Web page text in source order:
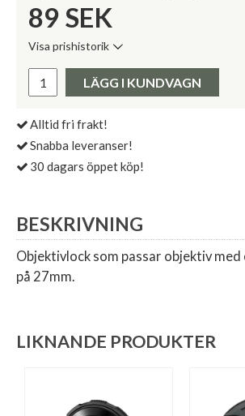
89 SEK
Visa prishistorik
Pris:
LÄGG I KUNDVAGN
Alltid fri frakt!
Snabba leveranser!
30 dagars öppet köp!
BESKRIVNING
Objektivlock som passar objektiv
på 27mm.
LIKNANDE PRODUKTER